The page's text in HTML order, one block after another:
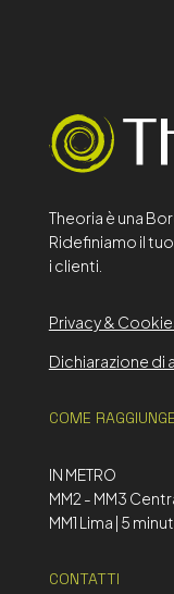
Theoria è una
Ridefiniamo il
i clienti.
Privacy &
Dichiarazione di
COME
IN METRO
MM2 - MM3
MM1 Lima | 5
CONTATTI